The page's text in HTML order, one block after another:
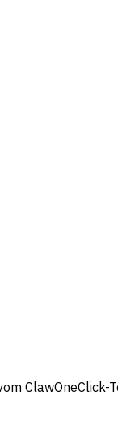
ClawOneClick-